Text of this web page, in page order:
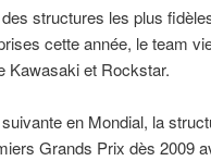
structures les plus
cette année, le team
Kawasaki et Rockstar.
en Mondial, la
Grands Prix dès 2009